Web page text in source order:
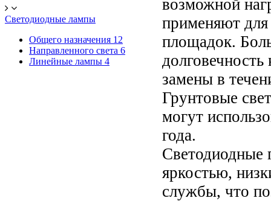
Светодиодные лампы
Общего назначения 12
Направленного света 6
Линейные лампы 4
возможной
применяют для
площадок.
замены в
Грунтовые
могут
года.
Светодиодные
яркостью,
службы, что